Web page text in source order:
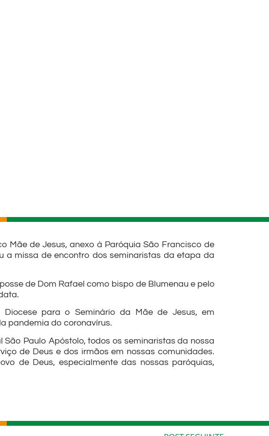
Mãe de Jesus, anexo à Paróquia São Francisco de
a missa de encontro dos seminaristas da etapa da
de Dom Rafael como bispo de Blumenau e pelo
Diocese para o Seminário da Mãe de Jesus, em
pandemia do coronavírus.
Paulo Apóstolo, todos os seminaristas da nossa
de Deus e dos irmãos em nossas comunidades.
de Deus, especialmente das nossas paróquias,